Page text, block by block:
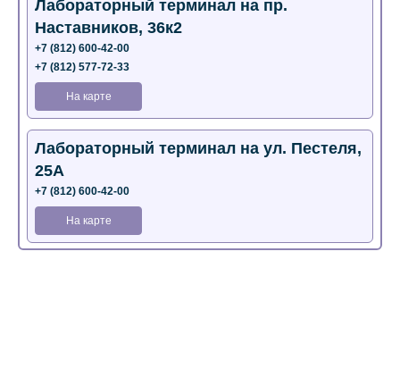
Лабораторный терминал на пр.
Наставников, 36к2
+7 (812) 600-42-00
+7 (812) 577-72-33
На карте
Лабораторный терминал на ул. Пестеля,
25А
+7 (812) 600-42-00
На карте